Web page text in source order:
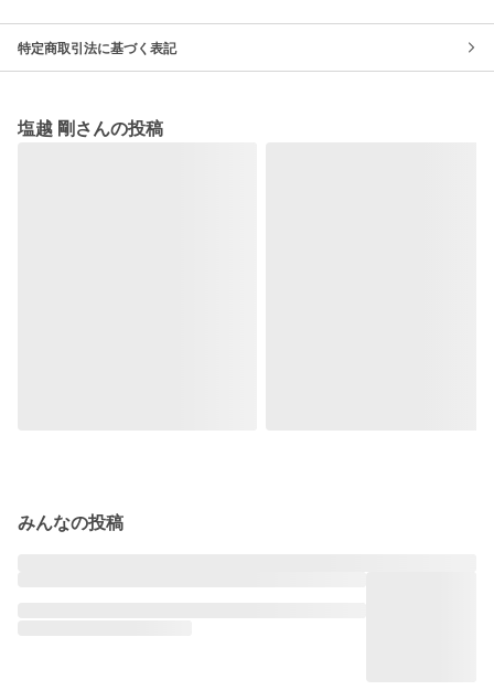
特定商取引法に基づく表記
塩越 剛さんの投稿
みんなの投稿